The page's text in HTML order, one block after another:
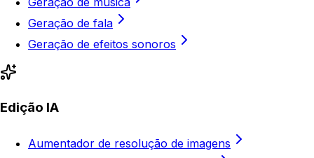
Geração de fala
Geração de efeitos sonoros
Edição IA
Aumentador de resolução de imagens